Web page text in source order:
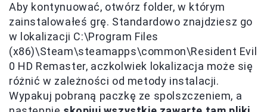
Aby kontynuować, otwórz folder, w którym
zainstalowałeś grę. Standardowo znajdziesz go
w lokalizacji C:\Program Files
(x86)\Steam\steamapps\common\Resident Evil
0 HD Remaster, aczkolwiek lokalizacja może się
różnić w zależności od metody instalacji.
Wypakuj pobraną paczkę ze spolszczeniem, a